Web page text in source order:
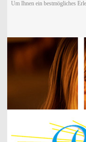
Um Ihnen ein bestmögliches